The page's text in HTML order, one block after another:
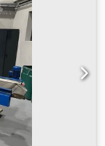
env. 11 000 m³/h
de la buse
de vidange
Inclus : Filtre
Version ATEX
Tubulures non
et la machine :
est à la